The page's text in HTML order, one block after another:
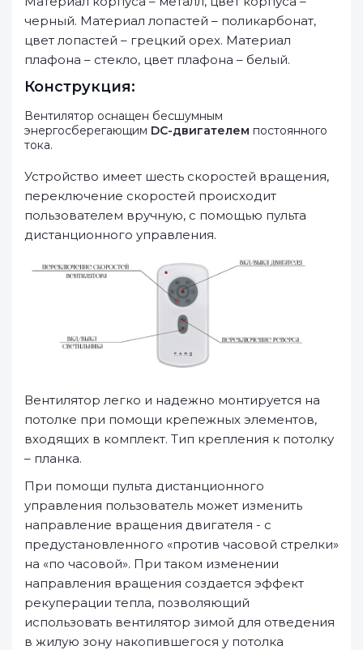
черный. Материал лопастей – поликарбонат,
цвет лопастей – грецкий орех. Материал
плафона – стекло, цвет плафона – белый.
Конструкция:
Вентилятор оснащен бесшумным
энергосберегающим DC-двигателем постоянного
тока.
Устройство имеет шесть скоростей вращения,
переключение скоростей происходит
пользователем вручную, с помощью пульта
дистанционного управления.
Вентилятор легко и надежно монтируется на
потолке при помощи крепежных элементов,
входящих в комплект. Тип крепления к потолку
– планка.
При помощи пульта дистанционного
управления пользователь может изменить
направление вращения двигателя - с
предустановленного «против часовой стрелки»
на «по часовой». При таком изменении
направления вращения создается эффект
рекуперации тепла, позволяющий
использовать вентилятор зимой для отведения
в жилую зону накопившегося у потолка